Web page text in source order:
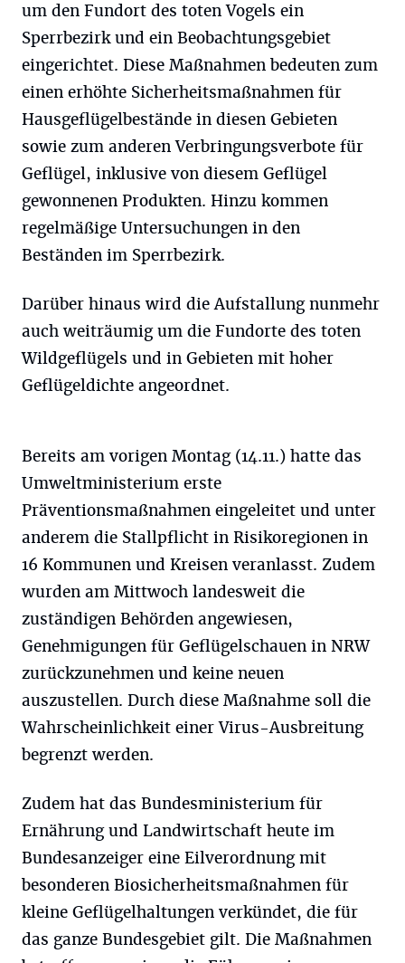
um den Fundort des toten Vogels ein
Sperrbezirk und ein Beobachtungsgebiet
eingerichtet. Diese Maßnahmen bedeuten zum
einen erhöhte Sicherheitsmaßnahmen für
Hausgeflügelbestände in diesen Gebieten
sowie zum anderen Verbringungsverbote für
Geflügel, inklusive von diesem Geflügel
gewonnenen Produkten. Hinzu kommen
regelmäßige Untersuchungen in den
Beständen im Sperrbezirk.
Darüber hinaus wird die Aufstallung nunmehr
auch weiträumig um die Fundorte des toten
Wildgeflügels und in Gebieten mit hoher
Geflügeldichte angeordnet.
Bereits am vorigen Montag (14.11.) hatte das
Umweltministerium erste
Präventionsmaßnahmen eingeleitet und unter
anderem die Stallpflicht in Risikoregionen in
16 Kommunen und Kreisen veranlasst. Zudem
wurden am Mittwoch landesweit die
zuständigen Behörden angewiesen,
Genehmigungen für Geflügelschauen in NRW
zurückzunehmen und keine neuen
auszustellen. Durch diese Maßnahme soll die
Wahrscheinlichkeit einer Virus-Ausbreitung
begrenzt werden.
Zudem hat das Bundesministerium für
Ernährung und Landwirtschaft heute im
Bundesanzeiger eine Eilverordnung mit
besonderen Biosicherheitsmaßnahmen für
kleine Geflügelhaltungen verkündet, die für
das ganze Bundesgebiet gilt. Die Maßnahmen